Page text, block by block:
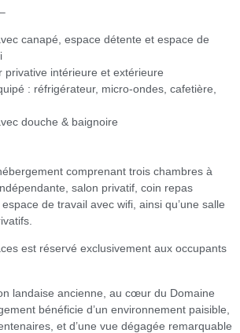
canapé, espace détente et espace de
privative intérieure et extérieure
: réfrigérateur, micro-ondes, cafetière,
douche & baignoire
comprenant trois chambres à
salon privatif coin repas
espace de travail avec wifi , ainsi qu’une salle
est réservé exclusivement aux occupants
landaise ancienne , au cœur du Domaine
bénéficie d’un environnement paisible,
, et d’une vue dégagée remarquable